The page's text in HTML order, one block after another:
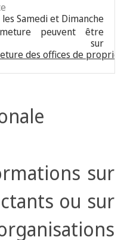
Samedi et Dimanche
peuvent être
sur
des offices de
sur
ou sur